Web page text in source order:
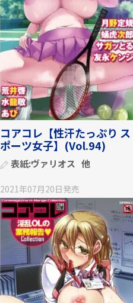
コアコレ【性汗たっぷり ス
ポーツ女子】(Vol.94)
表紙:ヴァリオス 他
2021年07月20日発売